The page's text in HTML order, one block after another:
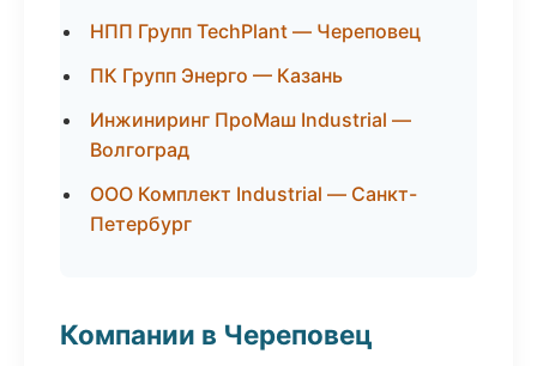
НПП Групп TechPlant — Череповец
ПК Групп Энерго — Казань
Инжиниринг ПроМаш Industrial —
Волгоград
ООО Комплект Industrial — Санкт-
Петербург
Компании в Череповец